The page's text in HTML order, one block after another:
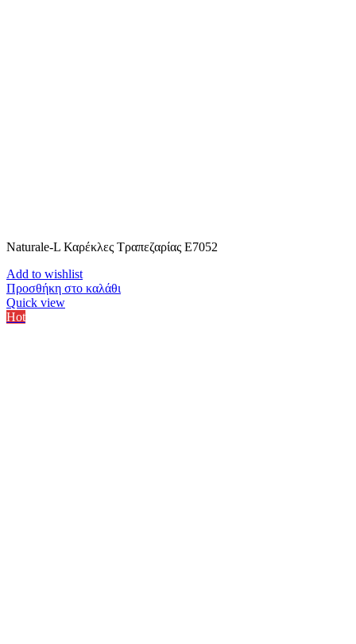
Naturale-L Καρέκλες Τραπεζαρίας E7052
Add to wishlist
Προσθήκη στο καλάθι
Quick view
Hot